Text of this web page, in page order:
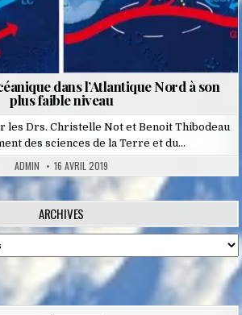
dans l’Atlantique Nord à son
plus faible niveau
les Drs. Christelle Not et Benoit Thibodeau
des sciences de la Terre et du…
ADMIN 16 AVRIL 2019
ARCHIVES